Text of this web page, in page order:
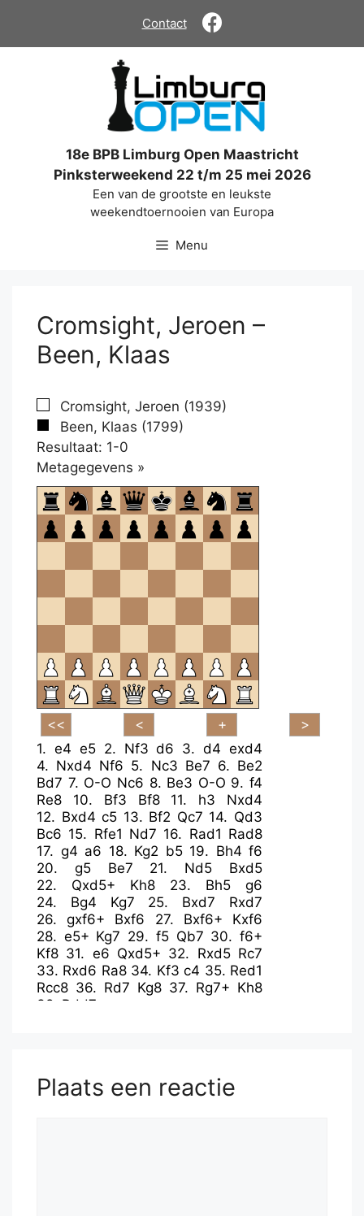
de
Contact
18e BPB Limburg Open Maastricht
Pinksterweekend 22 t/m 25 mei 2026
Een van de grootste en leukste
weekendtoernooien van Europa
Menu
Cromsight, Jeroen –
Been, Klaas
Cromsight, Jeroen (1939)
Been, Klaas (1799)
Resultaat: 1-0
Metagegevens »
om
te
openen.
1. e4 e5 2. Nf3 d6 3.d4 exd4
4. Nxd4 Nf6 5. Nc3 Be7 6. Be2
Bd7 7. O-O Nc6 8. Be3 O-O 9. f4
Re8
10. Bf3 Bf8 11. h3
Nxd4
12. Bxd4 c5 13. Bf2 Qc7 14. Qd3
Bc6 15. Rfe1 Nd7 16. Rad1 Rad8
17. g4 a6 18. Kg2 b5 19. Bh4 f6
20. g5 Be7 21. Nd5
Bxd5
22. Qxd5+ Kh8 23. Bh5
g6
24. Bg4 Kg7 25. Bxd7
Rxd7
26.gxf6+ Bxf6 27. Bxf6+
Kxf6
28. e5+ Kg7 29. f5 Qb7 30.f6+
Kf8 31. e6 Qxd5+ 32. Rxd5 Rc7
33. Rxd6 Ra8 34. Kf3 c4 35. Red1
Rcc8 36. Rd7 Kg8 37. Rg7+ Kh8
38. Rdd7
Plaats een reactie